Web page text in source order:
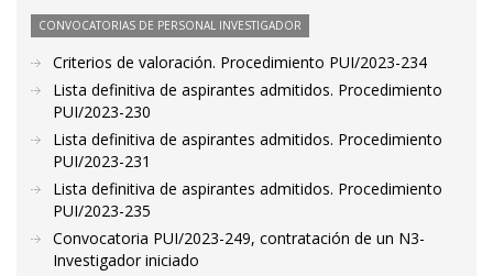
CONVOCATORIAS DE PERSONAL INVESTIGADOR
Criterios de valoración. Procedimiento PUI/2023-234
Lista definitiva de aspirantes admitidos. Procedimiento
PUI/2023-230
Lista definitiva de aspirantes admitidos. Procedimiento
PUI/2023-231
Lista definitiva de aspirantes admitidos. Procedimiento
PUI/2023-235
Convocatoria PUI/2023-249, contratación de un N3-
Investigador iniciado